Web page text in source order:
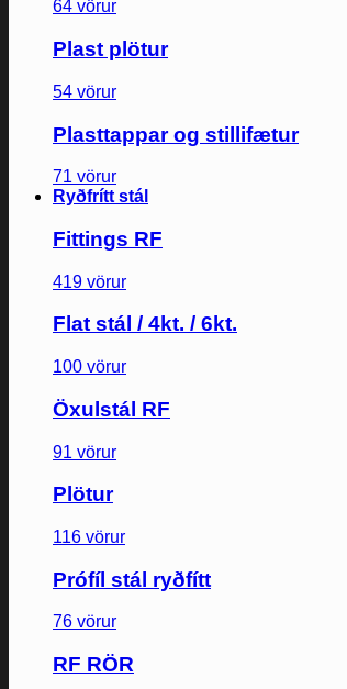
64 vörur
Plast plötur
54 vörur
Plasttappar og stillifætur
71 vörur
Ryðfrítt stál
Fittings RF
419 vörur
Flat stál / 4kt. / 6kt.
100 vörur
Öxulstál RF
91 vörur
Plötur
116 vörur
Prófíl stál ryðfítt
76 vörur
RF RÖR